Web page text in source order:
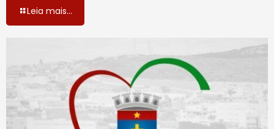
Leia mais...